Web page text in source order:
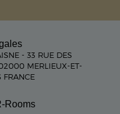
- 33 RUE DES
MERLIEUX-ET-
FRANCE
Rooms